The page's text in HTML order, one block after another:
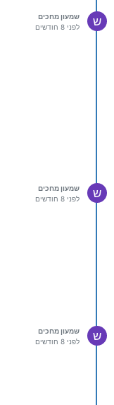
ש
שמעון מחכים
לפני 8 חודשים
ש
שמעון מחכים
לפני 8 חודשים
ש
שמעון מחכים
לפני 8 חודשים